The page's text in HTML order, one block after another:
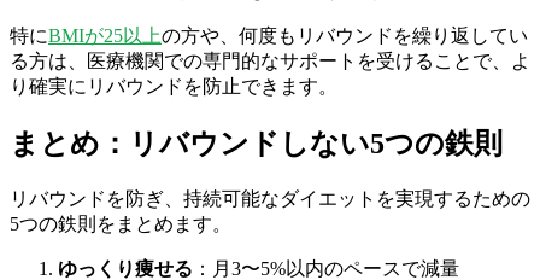
特にBMIが25以上の方や、何度もリバウンドを繰り返してい
る方は、医療機関での専門的なサポートを受けることで、よ
り確実にリバウンドを防止できます。
まとめ：リバウンドしない5つの鉄則
リバウンドを防ぎ、持続可能なダイエットを実現するための
5つの鉄則をまとめます。
ゆっくり痩せる ：月3〜5%以内のペースで減量